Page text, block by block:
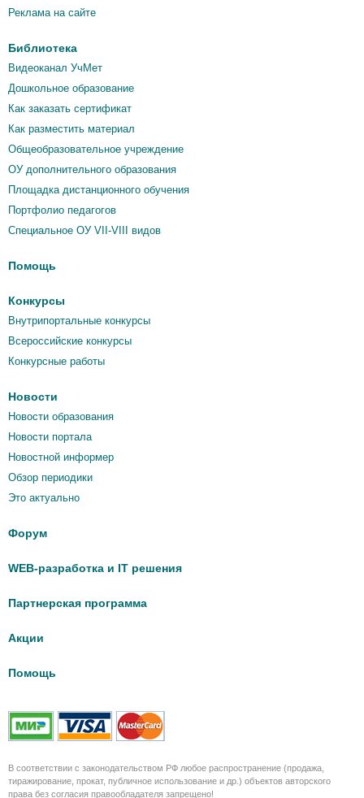
Реклама на сайте
Библиотека
Видеоканал УчМет
Дошкольное образование
Как заказать сертификат
Как разместить материал
Общеобразовательное учреждение
ОУ дополнительного образования
Площадка дистанционного обучения
Портфолио педагогов
Специальное ОУ VII-VIII видов
Помощь
Конкурсы
Внутрипортальные конкурсы
Всероссийские конкурсы
Конкурсные работы
Новости
Новости образования
Новости портала
Новостной информер
Обзор периодики
Это актуально
Форум
WEB-разработка и IT решения
Партнерская программа
Акции
Помощь
В соответствии с законодательством РФ любое распространение (продажа,
тиражирование, прокат, публичное использование и др.) объектов авторского
права без согласия правообладателя запрещено!